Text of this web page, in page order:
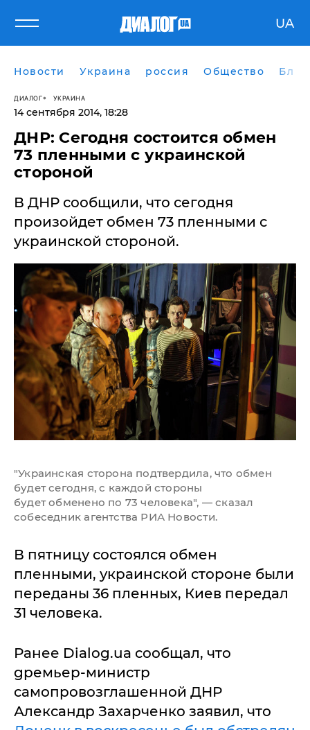
UA
Новости Украина россия Общество
ДИАЛОГ УКРАИНА
14 сентября 2014, 18:28
ДНР: Сегодня состоится обмен
73 пленными с украинской
стороной
В ДНР сообщили, что сегодня
произойдет обмен 73 пленными с
украинской стороной.
"Украинская сторона подтвердила, что обмен
будет сегодня, с каждой стороны
будет обменено по 73 человека", — сказал
собеседник агентства РИА Новости.
В пятницу состоялся обмен
пленными, украинской стороне были
переданы 36 пленных, Киев передал
31 человека.
Ранее Dialog.ua сообщал, что
gремьер-министр
самопровозглашенной ДНР
Александр Захарченко заявил, что